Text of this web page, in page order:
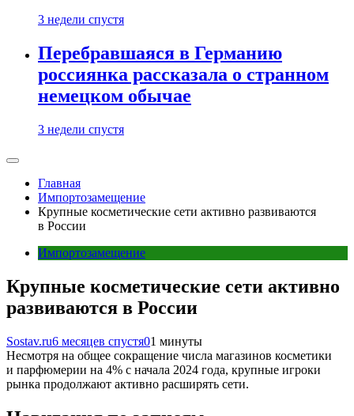
3 недели спустя
Перебравшаяся в Германию
россиянка рассказала о странном
немецком обычае
3 недели спустя
Главная
Импортозамещение
Крупные косметические сети активно развиваются
в России
Импортозамещение
Крупные косметические сети активно
развиваются в России
Sostav.ru6 месяцев спустя01 минуты
Несмотря на общее сокращение числа магазинов косметики
и парфюмерии на 4% с начала 2024 года, крупные игроки
рынка продолжают активно расширять сети.